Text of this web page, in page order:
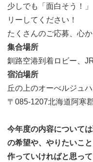
少しでも「面白そう！
リーしてください！
たくさんのご応募、心
集合場所
釧路空港到着ロビー、
宿泊場所
丘の上のオーべルジュ
〒085-1207北海道阿寒
今年度の内容について
の希望や、やりたいこ
作っていければと思って